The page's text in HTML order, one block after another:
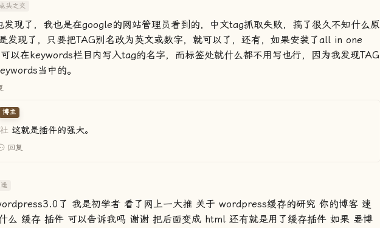
头之交
发现了，我也是在google的网站管理员看到的，中文tag抓取失败，搞了很久不知什么原
发现了，只要把TAG别名改为英文或数字，就可以了，还有，如果安装了all in one
以在keywords栏目内写入tag的名字，而标签处就什么都不用写也行，因为我发现TAG
当中的。
博主
这就是插件的强大。
回复
了 我是初学者 看了网上一大推 关于 wordpress缓存的研究 你的博客 速
么 缓存 插件 可以告诉我吗 谢谢 把后面变成 html 还有就是用了缓存插件 如果 要博